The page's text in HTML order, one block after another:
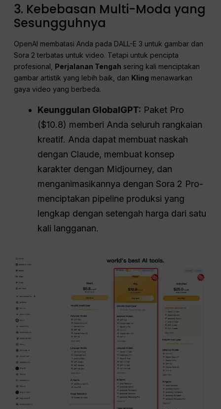
3. Kebebasan Multi-Moda yang
Sesungguhnya
OpenAI membatasi Anda pada DALL-E 3 untuk gambar dan
Sora 2 terbatas untuk video. Tetapi untuk pencipta
profesional, Perjalanan Tengah sering kali menciptakan
gambar artistik yang lebih baik, dan Kling menawarkan
gaya video yang berbeda.
Keunggulan GlobalGPT: Paket Pro
($10.8) memberi Anda seluruh rangkaian
kreatif. Anda dapat membuat naskah
dengan Claude, membuat konsep
karakter dengan Midjourney, dan
menganimasikannya dengan Sora 2 Pro-
menciptakan pipeline produksi yang
lengkap dengan setengah harga dari satu
kali langganan.